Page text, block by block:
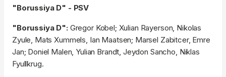
"Borussiya D" - PSV
"Borussiya D": Gregor Kobel; Xulian Rayerson, Nikolas
Zyule, Mats Xummels, Ian Maatsen; Marsel Zabitcer, Emre
Jan; Doniel Malen, Yulian Brandt, Jeydon Sancho, Niklas
Fyullkrug.